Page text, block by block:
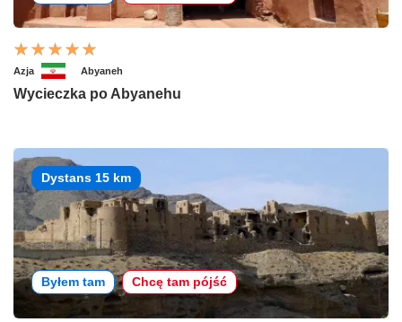
Azja Abyaneh
Wycieczka po Abyanehu
Dystans 15 km
Byłem tam Chcę tam pójść